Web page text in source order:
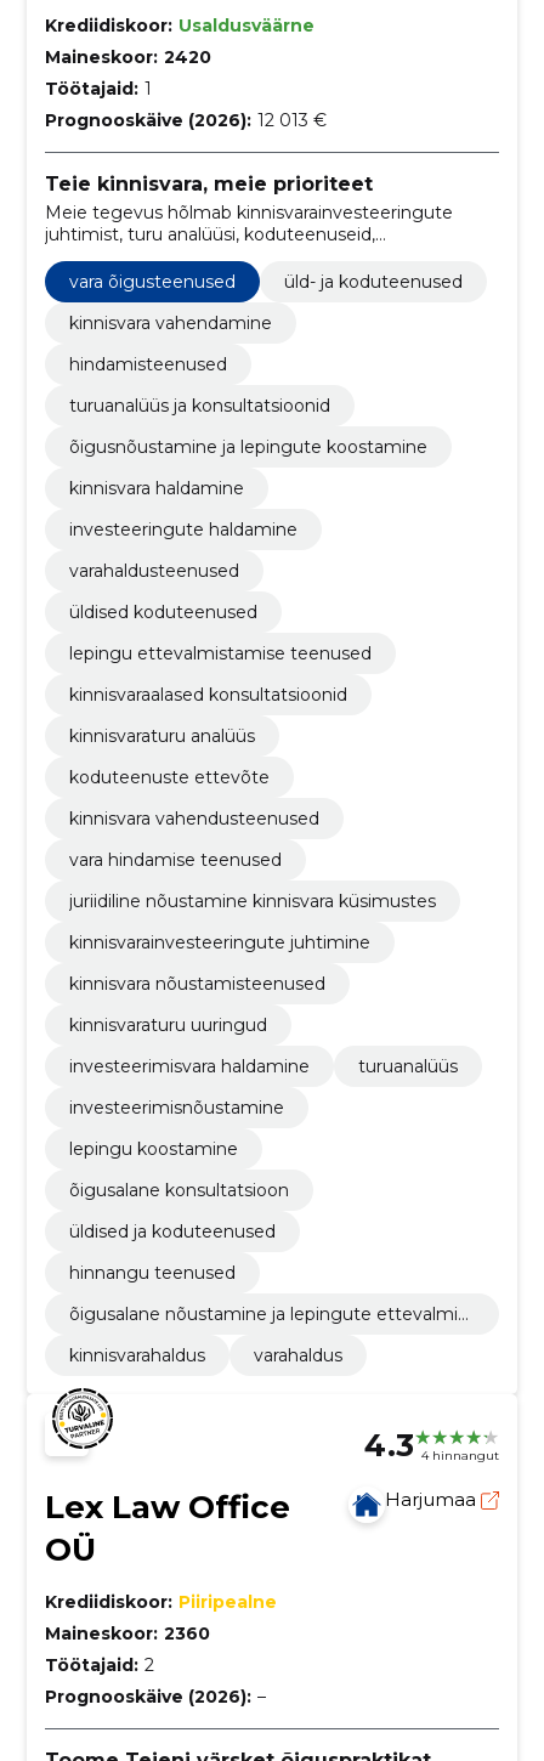
Krediidiskoor: Usaldusväärne
Maineskoor: 2420
Töötajaid: 1
Prognooskäive (2026): 12 013 €
Teie kinnisvara, meie prioriteet
Meie tegevus hõlmab kinnisvarainvesteeringute
juhtimist, turu analüüsi, koduteenuseid,
kinnisvaravahendust, vara hindamist, juriidilist
nõustamist, investeerimisvara haldamist ning
konsultatsioone ja uuringuid kinnisvaravaldkonnas.
vara õigusteenused
üld- ja koduteenused
kinnisvara vahendamine
hindamisteenused
turuanalüüs ja konsultatsioonid
õigusnõustamine ja lepingute koostamine
kinnisvara haldamine
investeeringute haldamine
varahaldusteenused
üldised koduteenused
lepingu ettevalmistamise teenused
kinnisvaraalased konsultatsioonid
kinnisvaraturu analüüs
koduteenuste ettevõte
kinnisvara vahendusteenused
vara hindamise teenused
juriidiline nõustamine kinnisvara küsimustes
kinnisvarainvesteeringute juhtimine
kinnisvara nõustamisteenused
kinnisvaraturu uuringud
investeerimisvara haldamine
turuanalüüs
investeerimisnõustamine
lepingu koostamine
õigusalane konsultatsioon
üldised ja koduteenused
hinnangu teenused
õigusalane nõustamine ja lepingute ettevalmist
kinnisvarahaldus
varahaldus
4.3 4 hinnangut
Lex Law Office
OÜ
Harjumaa
Krediidiskoor: Piiripealne
Maineskoor: 2360
Töötajaid: 2
Prognooskäive (2026): –